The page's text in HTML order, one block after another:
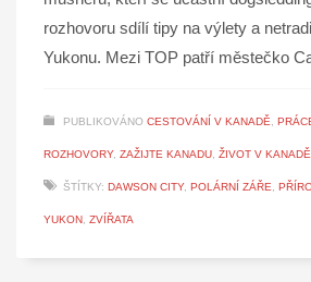
rozhovoru sdílí tipy na výlety a
Yukonu. Mezi TOP patří městečko
PUBLIKOVÁNO CESTOVÁNÍ V KANADĚ,
ROZHOVORY, ZAŽIJTE KANADU, ŽIVOT V KANADĚ
ŠTÍTKY: DAWSON CITY, POLÁRNÍ ZÁŘE,
YUKON, ZVÍŘATA